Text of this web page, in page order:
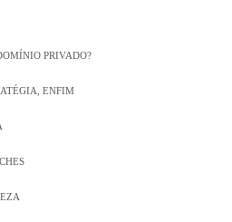
PRIVADO?
ENFIM